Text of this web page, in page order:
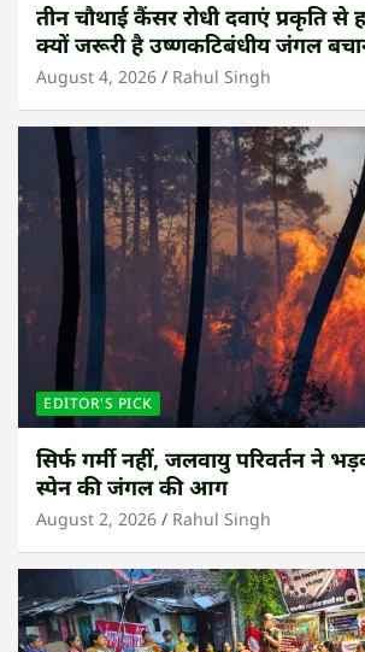
तीन चौथाई कैंसर रोधी दवाएं प्रकृति
क्यों जरूरी है उष्णकटिबंधीय जंगल
August 4, 2026 Rahul Singh
EDITOR'S PICK
सिर्फ गर्मी नहीं, जलवायु परिवर्तन ने
स्पेन की जंगल की आग
August 2, 2026 Rahul Singh